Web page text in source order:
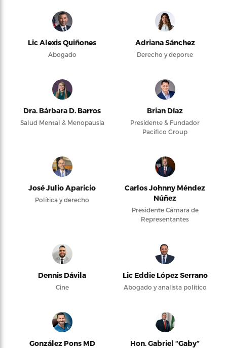
Lic Alexis Quiñones
Abogado
Adriana Sánchez
Derecho y deporte
Dra. Bárbara D. Barros
Salud Mental & Menopausia
Brian Díaz
Presidente & Fundador
Pacifico Group
José Julio Aparicio
Política y derecho
Carlos Johnny Méndez
Núñez
Presidente Cámara de
Representantes
Dennis Dávila
Cine
Lic Eddie López Serrano
Abogado y analista político
González Pons MD
Hon. Gabriel “Gaby”